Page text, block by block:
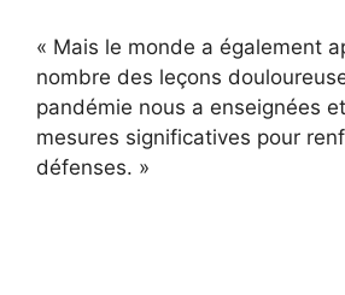
« Mais le monde a également
nombre des leçons
pandémie nous a enseignées
mesures significatives pour
défenses. »